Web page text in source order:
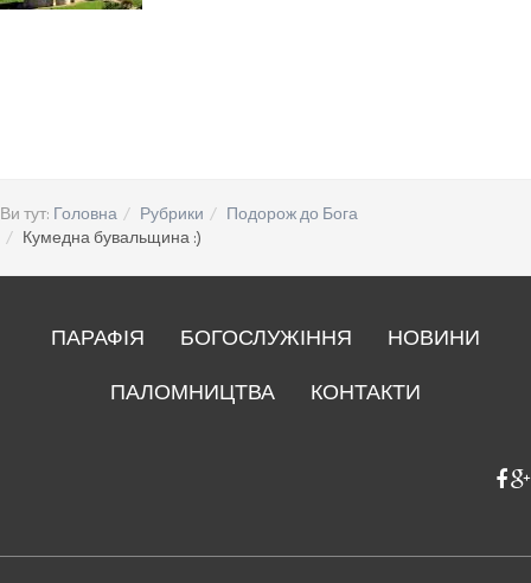
Ви тут: Головна Рубрики
Подорож до Бога
Кумедна бувальщина :)
ПАРАФІЯ БОГОСЛУЖІННЯ
НОВИНИ
ПАЛОМНИЦТВА
КОНТАКТИ